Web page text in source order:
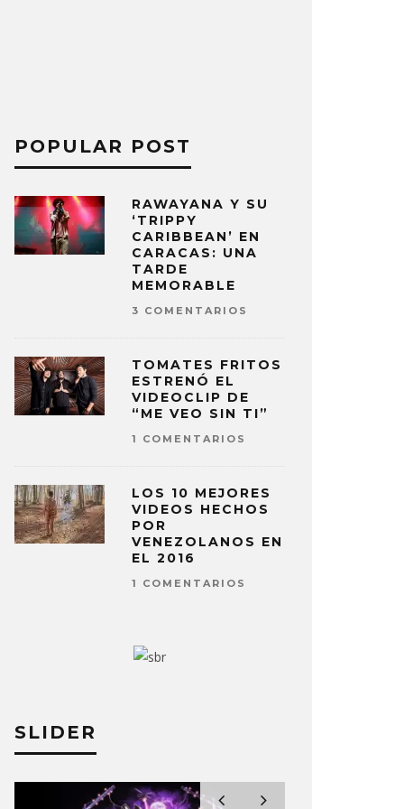
POPULAR POST
RAWAYANA Y SU
‘TRIPPY
CARIBBEAN’ EN
CARACAS: UNA
TARDE
MEMORABLE
3 COMENTARIOS
TOMATES FRITOS
ESTRENÓ EL
VIDEOCLIP DE
“ME VEO SIN TI”
1 COMENTARIOS
LOS 10 MEJORES
VIDEOS HECHOS
POR
VENEZOLANOS EN
EL 2016
1 COMENTARIOS
SLIDER